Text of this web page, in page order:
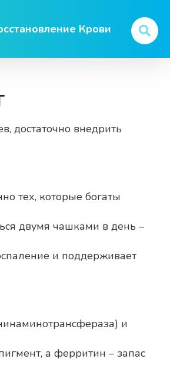
Крови
достаточно внедрить
тех, которые богаты
двумя чашками в день –
и поддерживает
и
а ферритин – запас